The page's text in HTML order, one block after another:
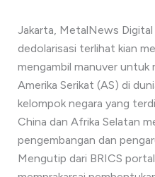
Jakarta, MetalNews Digital
dedolarisasi terlihat kian
mengambil manuver untuk
Amerika Serikat (AS) di
kelompok negara yang
China dan Afrika Selatan
pengembangan dan
Mengutip dari BRICS